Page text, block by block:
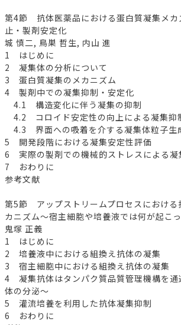
第4節 抗体医薬品における蛋白質凝集メカ
止・製剤安定化
城 慎二, 鳥巣 哲生, 内山 進
1 はじめに
2 凝集体の分析について
3 蛋白質凝集のメカニズム
4 製剤中での凝集抑制・安定化
4.1 構造変化に伴う凝集の抑制
4.2 コロイド安定性の向上による凝集抑
4.3 界面への吸着を介する凝集体粒子生
5 開発段階における凝集安定性評価
6 実際の製剤での機械的ストレスによる凝
7 おわりに
参考文献
第5節 アップストリームプロセスにおける
カニズム～宿主細胞や培養液では何が起こ
鬼塚 正義
1 はじめに
2 培養液中における組換え抗体の凝集
3 宿主細胞中における組換え抗体の凝集
4 凝集抗体はタンパク質品質管理機構を通
体の分泌～
5 灌流培養を利用した抗体凝集抑制
6 おわりに